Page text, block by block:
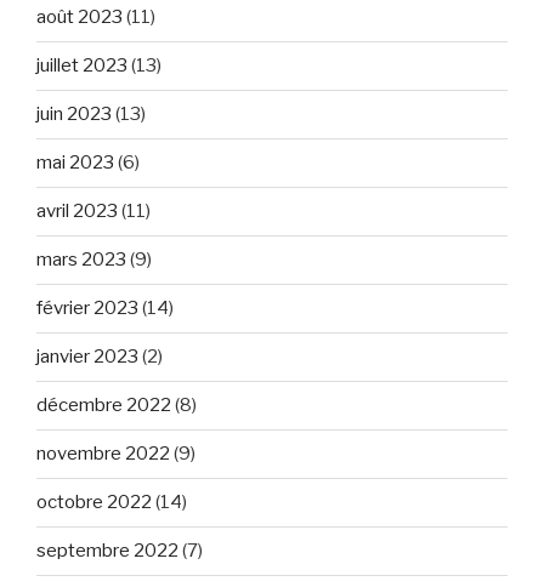
août 2023 (11)
juillet 2023 (13)
juin 2023 (13)
mai 2023 (6)
avril 2023 (11)
mars 2023 (9)
février 2023 (14)
janvier 2023 (2)
décembre 2022 (8)
novembre 2022 (9)
octobre 2022 (14)
septembre 2022 (7)